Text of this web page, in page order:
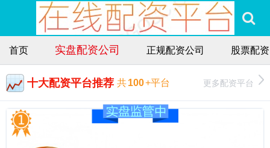
首页 实盘配资公司 正规配资公司 股票配资
十大配资平台推荐 共100+平台 更多配资平台